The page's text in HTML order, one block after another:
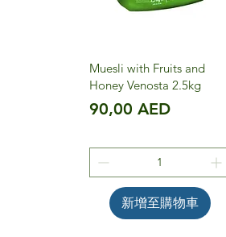
Muesli with Fruits and
Honey Venosta 2.5kg
價格
90,00 AED
新增至購物車